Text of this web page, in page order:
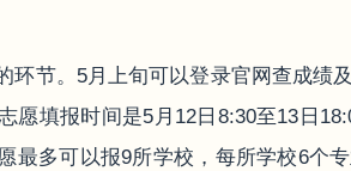
环节。5月上旬可以登录官网查成绩
愿填报时间是5月12日8:30至13日
最多可以报9所学校，每所学校6个